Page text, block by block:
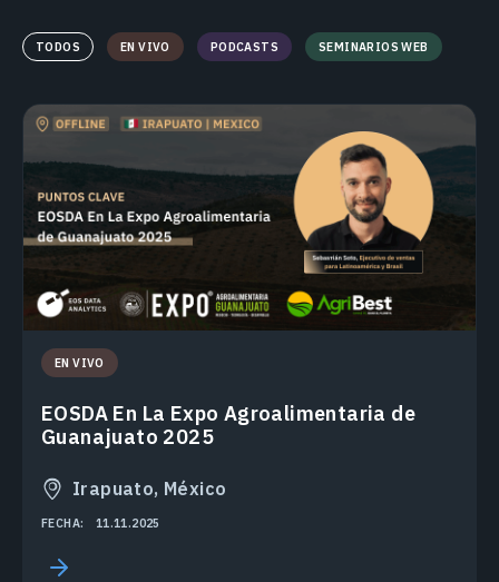
TODOS EN VIVO PODCASTS SEMINARIOS WEB
EN VIVO
EOSDA En La Expo Agroalimentaria de
Guanajuato 2025
Irapuato, México
FECHA: 11.11.2025